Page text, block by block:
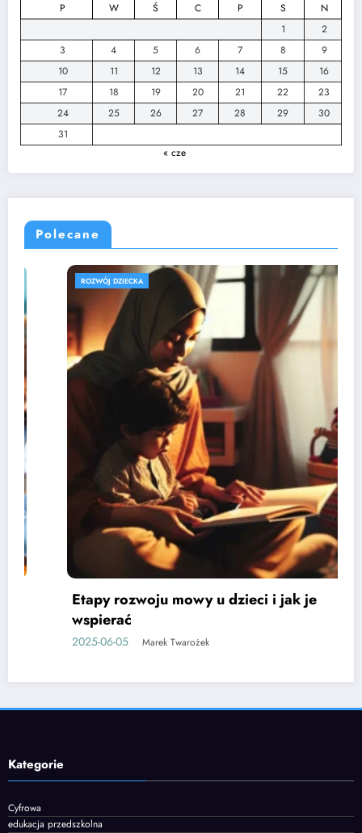
P
W Ś C P S
N
1
2
3
4 5 6 7 8
9
10
11 12 13 14 15
16
17
18 19 20 21 22
23
24
25 26 27 28 29
30
31
« cze
Polecane
EDUKACJA PRZEDSZKOLNA
Jak rozwijać kompetencje społeczne
przedszkolaków
2025-06-12 Marek Twarożek
Kategorie
Cyfrowa
edukacja przedszkolna